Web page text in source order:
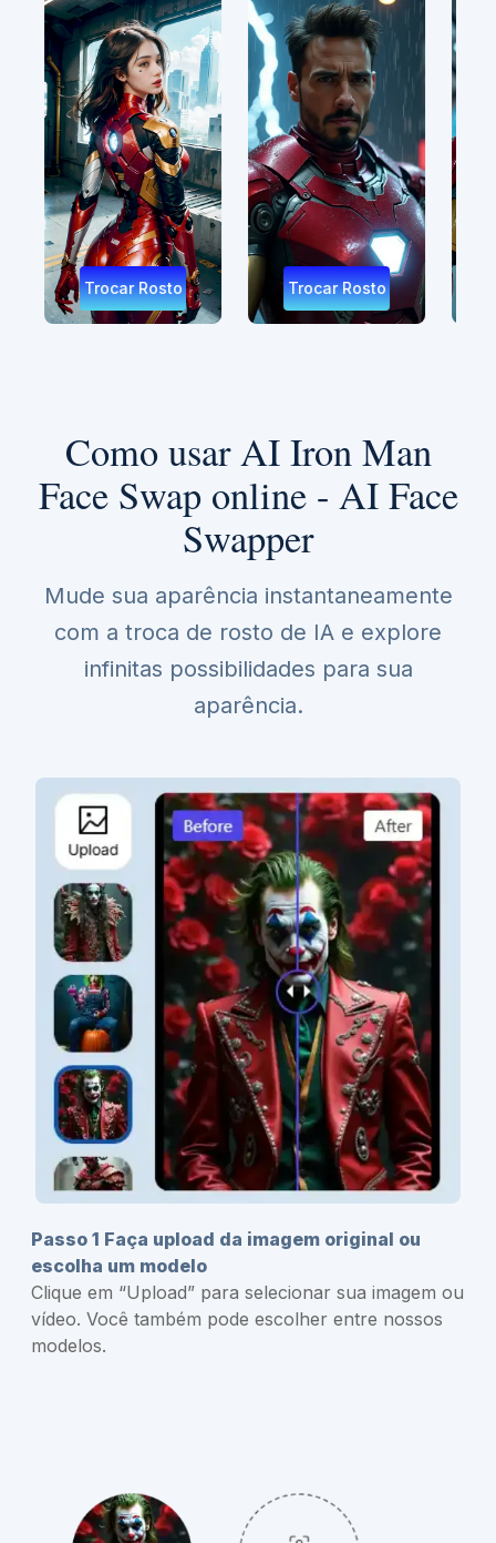
Trocar Rosto Trocar Rosto
Como usar AI Iron Man
Face Swap online - AI Face
Swapper
Mude sua aparência instantaneamente
com a troca de rosto de IA e explore
infinitas possibilidades para sua
aparência.
Passo 1 Faça upload da imagem original ou
escolha um modelo
Clique em “Upload” para selecionar sua imagem ou
vídeo. Você também pode escolher entre nossos
modelos.